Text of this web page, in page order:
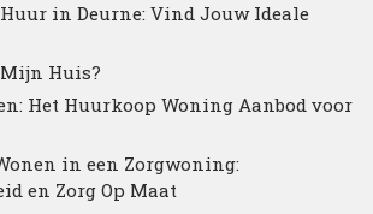
in Deurne: Vind Jouw Ideale
Huis?
Het Huurkoop Woning Aanbod voor
in een Zorgwoning:
en Zorg Op Maat